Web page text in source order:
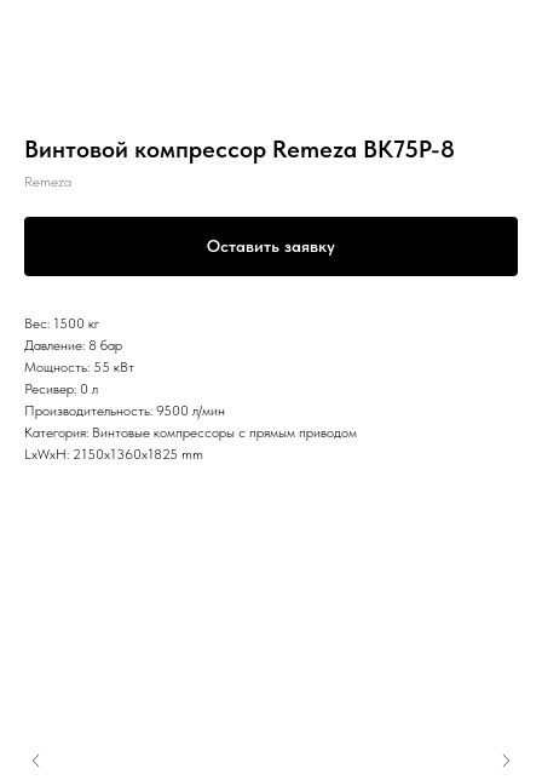
Винтовой компрессор Remeza ВК75Р-8
Remeza
Оставить заявку
Вес: 1500 кг
Давление: 8 бар
Мощность: 55 кВт
Ресивер: 0 л
Производительность: 9500 л/мин
Категория: Винтовые компрессоры с прямым приводом
LxWxH: 2150x1360x1825 mm